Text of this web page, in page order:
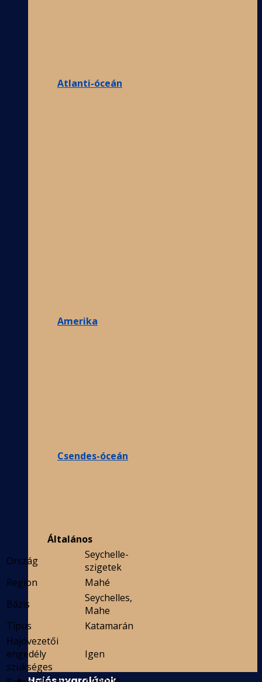
Atlanti-óceán
Amerika
Csendes-óceán
Általános
Ország
Seychelle-
szigetek
Region
Mahé
Bázis
Seychelles,
Mahe
Típus
Katamarán
Hajóvezetői
engedély
szükséges
Igen